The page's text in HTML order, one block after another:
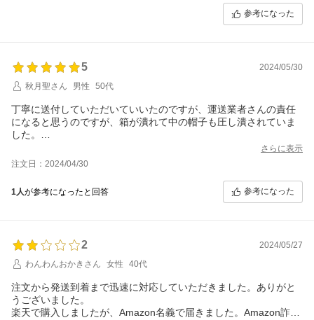
貼付表の送り元はアマゾンジャパン合同会社だったため、ヤマト
からのお知らせがAmazonからという表示になったのだと考えま
もう20年近く楽天を利用していますが、この様な事は初めてだっ
たので驚きました。
参考になった
5
2024/05/30
秋月聖さん
男性 50代
丁寧に送付していただいていいたのですが、運送業者さんの責任
になると思うのですが、箱が潰れて中の帽子も圧し潰されていま
した。
さらに表示
注文日：2024/04/30
1人が参考になったと回答 参考になった
2
2024/05/27
わんわんおかきさん
女性 40代
注文から発送到着まで迅速に対応していただきました。ありがと
うございました。
楽天で購入しましたが、Amazon名義で届きました。Amazon詐欺